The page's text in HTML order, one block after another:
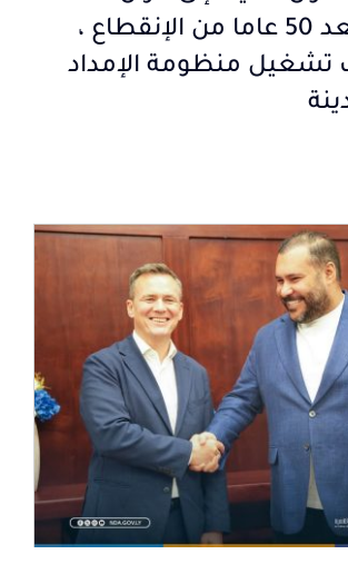
السبعة بعد 50 عاما من الإنقطاع ،
تشغيل منظومة الإمداد